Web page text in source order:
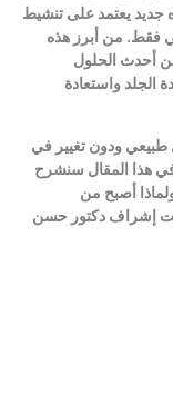
جديد يعتمد على تنشيط
فقط. من أبرز هذه
أحدث الحلول
الجلد واستعادة
طبيعي ودون تغيير في
هذا المقال سنشرح
أصبح من
تحت إشراف دكتور حسن